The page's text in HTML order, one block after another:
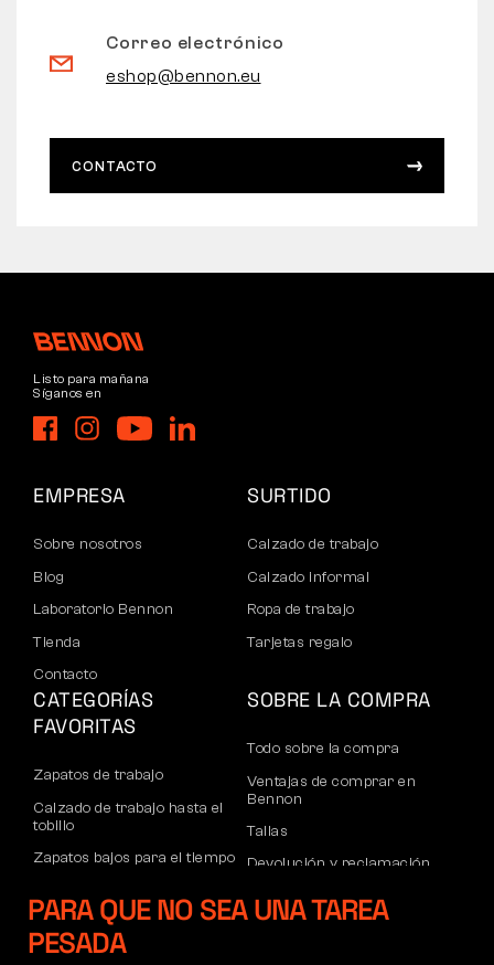
Correo electrónico
eshop@bennon.eu
CONTACTO
Listo para mañana
Síganos en
EMPRESA
Sobre nosotros
Blog
Laboratorio Bennon
Tienda
Contacto
SURTIDO
Calzado de trabajo
Calzado informal
Ropa de trabajo
Tarjetas regalo
CATEGORÍAS
FAVORITAS
Zapatos de trabajo
Calzado de trabajo hasta el
tobillo
Zapatos bajos para el tiempo
Calzado informal de tobillo
Pantalones
SOBRE LA COMPRA
Todo sobre la compra
Ventajas de comprar en
Bennon
Tallas
Devolución y reclamación
Transporte y pago
PARA QUE NO SEA UNA TAREA
PESADA